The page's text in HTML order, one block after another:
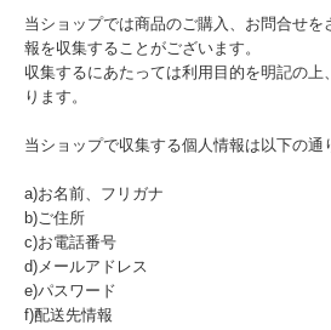
当ショップでは商品のご購入、お問合せ
報を収集することがございます。
収集するにあたっては利用目的を明記の上
ります。
当ショップで収集する個人情報は以下の通
a)お名前、フリガナ
b)ご住所
c)お電話番号
d)メールアドレス
e)パスワード
f)配送先情報